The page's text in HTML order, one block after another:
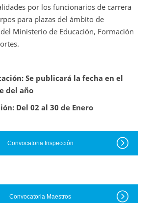
por los funcionarios de carrera
para plazas del ámbito de
Ministerio de Educación, Formación
Se publicará la fecha en el
del año
Del 02 al 30 de Enero
Convocatoria Inspección
Convocatoria Maestros